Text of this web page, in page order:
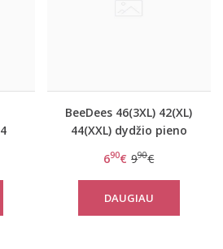
BeeDees 46(3XL) 42(XL)
44(XXL) dydžio pieno
Darling Day Hipster
690€ 990€
DAUGIAU